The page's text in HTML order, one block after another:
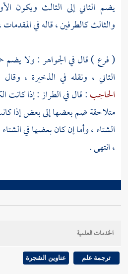
يضم الثاني إلى الثالث ويكون
والثالث كالطرفين ، قاله في المقدمات
( فرع ) قال في الجواهر : ولا يضم
الثاني ، ونقله في الذخيرة ، وقال
الحاجب: قال في الطراز : إذا كانت
متلاحقة ضم بعضها إلى بعض إذا
الشتاء ، وأما إن كان بعضها في
، انتهى .
الخدمات العلمية
ترجمة علم عناوين الشجرة